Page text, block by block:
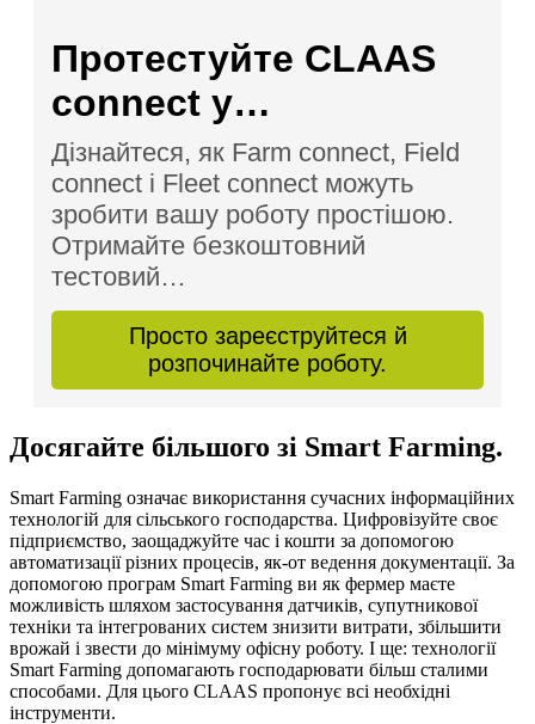
Протестуйте CLAAS
connect у…
Дізнайтеся, як Farm connect, Field
connect і Fleet connect можуть
зробити вашу роботу простішою.
Отримайте безкоштовний
тестовий…
Просто зареєструйтеся й
розпочинайте роботу.
Досягайте більшого зі Smart Farming.
Smart Farming означає використання сучасних інформаційних
технологій для сільського господарства. Цифровізуйте своє
підприємство, заощаджуйте час і кошти за допомогою
автоматизації різних процесів, як-от ведення документації. За
допомогою програм Smart Farming ви як фермер маєте
можливість шляхом застосування датчиків, супутникової
техніки та інтегрованих систем знизити витрати, збільшити
врожай і звести до мінімуму офісну роботу. І ще: технології
Smart Farming допомагають господарювати більш сталими
способами. Для цього CLAAS пропонує всі необхідні
інструменти.